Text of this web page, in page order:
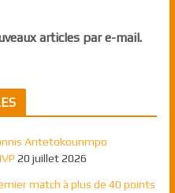
articles par e-mail.
Antetokounmpo
20 juillet 2026
match à plus de 40 points